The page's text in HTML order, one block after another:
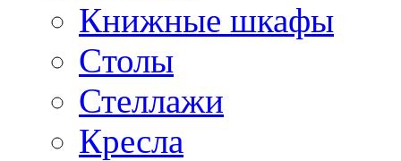
Книжные шкафы
Cтолы
Стеллажи
Кресла